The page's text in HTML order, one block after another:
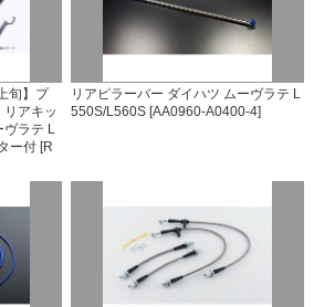
旬】プ
リアキッ
ヴラテ L
ー付 [R
リアピラーバー ダイハツ ムーヴラテ L
550S/L560S [AA0960-A0400-4]